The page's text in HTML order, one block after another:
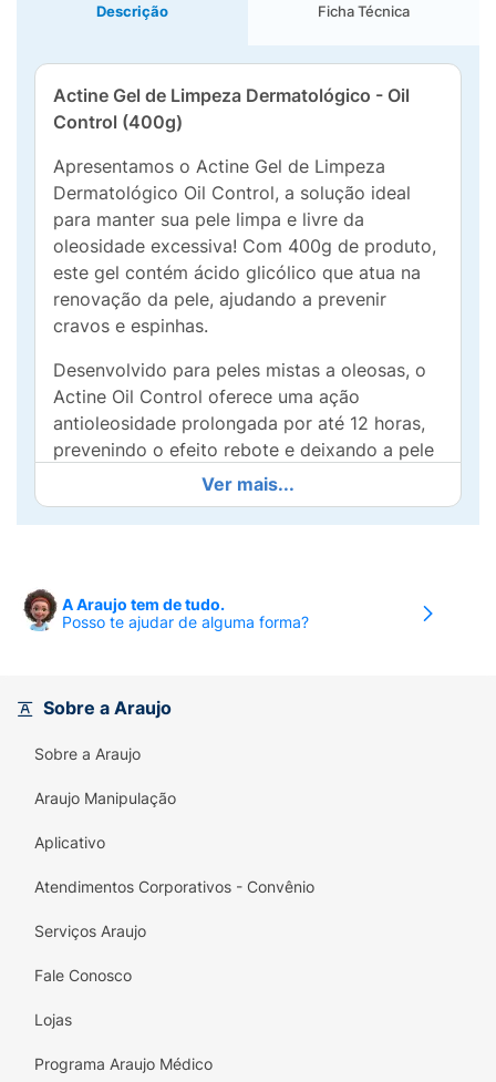
Descrição Ficha Técnica
Actine Gel de Limpeza Dermatológico - Oil
Control (400g)
Apresentamos o Actine Gel de Limpeza
Dermatológico Oil Control, a solução ideal
para manter sua pele limpa e livre da
oleosidade excessiva! Com 400g de produto,
este gel contém ácido glicólico que atua na
renovação da pele, ajudando a prevenir
cravos e espinhas.
Desenvolvido para peles mistas a oleosas, o
Actine Oil Control oferece uma ação
antioleosidade prolongada por até 12 horas,
prevenindo o efeito rebote e deixando a pele
fresca e equilibrada. Enriquecido com
vitamina B5, ele também ajuda a suavizar e
hidratar a pele, tornando-a mais saudável e
Com uma fórmula leve e de fácil aplicação, o
gel é perfeito para o uso diário, garantindo
diferença com o Actine. Invista na beleza e
20% de desconto!
Ver mais...
A Araujo tem de tudo.
Posso te ajudar de alguma forma?
Sobre a Araujo
Sobre a Araujo
Araujo Manipulação
Aplicativo
Atendimentos Corporativos - Convênio
Serviços Araujo
Fale Conosco
Lojas
Programa Araujo Médico